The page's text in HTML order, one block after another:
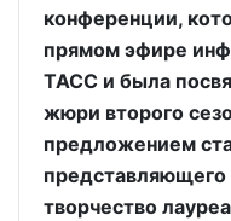
конференции,
прямом эфире
ТАСС и была
жюри второго
предложением
творчество